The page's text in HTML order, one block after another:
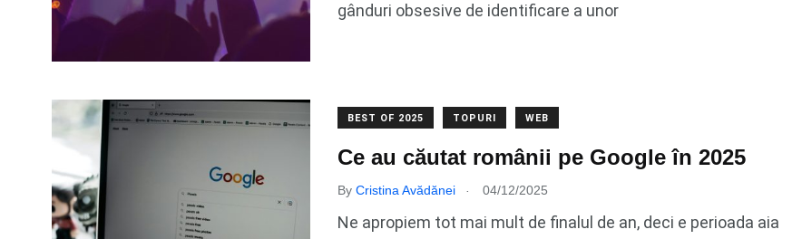
gânduri obsesive de identificare a unor
BEST OF 2025 TOPURI WEB
Ce au căutat românii pe Google în 2025
By Cristina Avădănei 04/12/2025
Ne apropiem tot mai mult de finalul de an, deci e perioada aia